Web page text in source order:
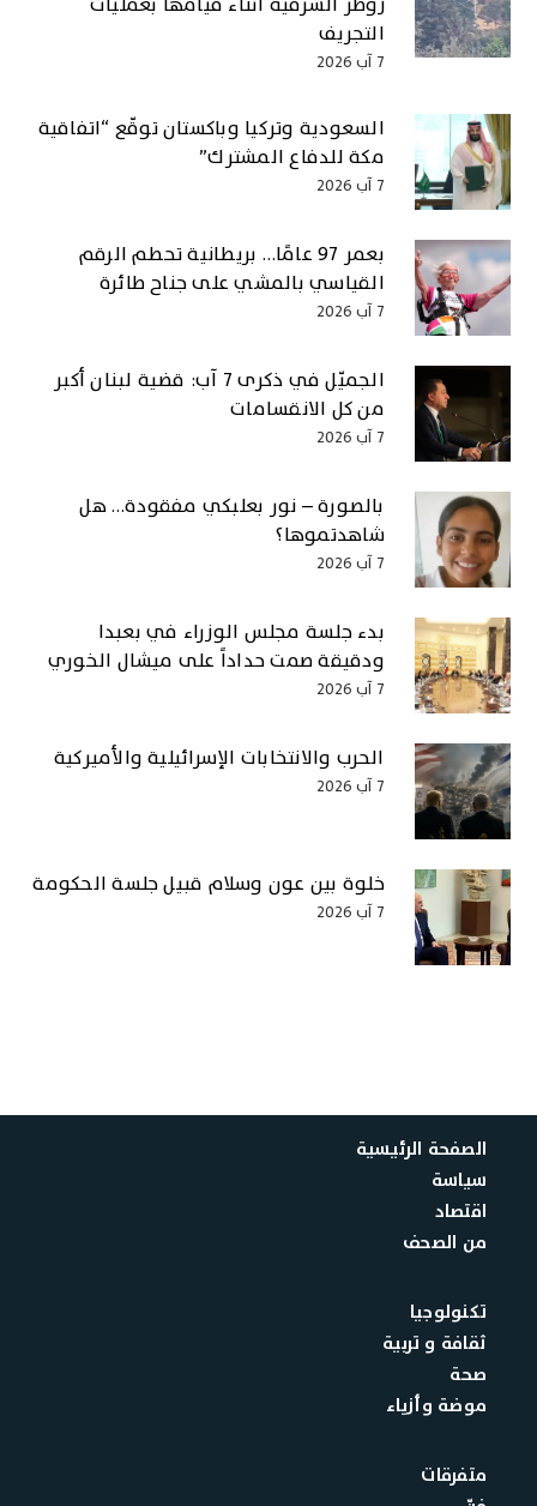
التجريف
7 آب 2026
السعودية وتركيا وباكستان توقّع “اتفاقية
مكة للدفاع المشترك”
7 آب 2026
بعمر 97 عامًا… بريطانية تحطم الرقم
القياسي بالمشي على جناح طائرة
7 آب 2026
الجميّل في ذكرى 7 آب: قضية لبنان أكبر
من كل الانقسامات
7 آب 2026
بالصورة – نور بعلبكي مفقودة… هل
شاهدتموها؟
7 آب 2026
بدء جلسة مجلس الوزراء في بعبدا
ودقيقة صمت حداداً على ميشال الخوري
7 آب 2026
الحرب والانتخابات الإسرائيلية والأميركية
7 آب 2026
خلوة بين عون وسلام قبيل جلسة الحكومة
7 آب 2026
الصفحة الرئيسية
سياسة
اقتصاد
من الصحف
تكنولوجيا
ثقافة و تربية
صحة
موضة وأزياء
متفرقات